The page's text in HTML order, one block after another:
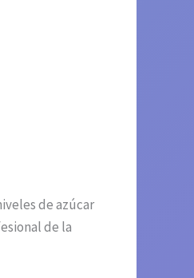
de azúcar
de la